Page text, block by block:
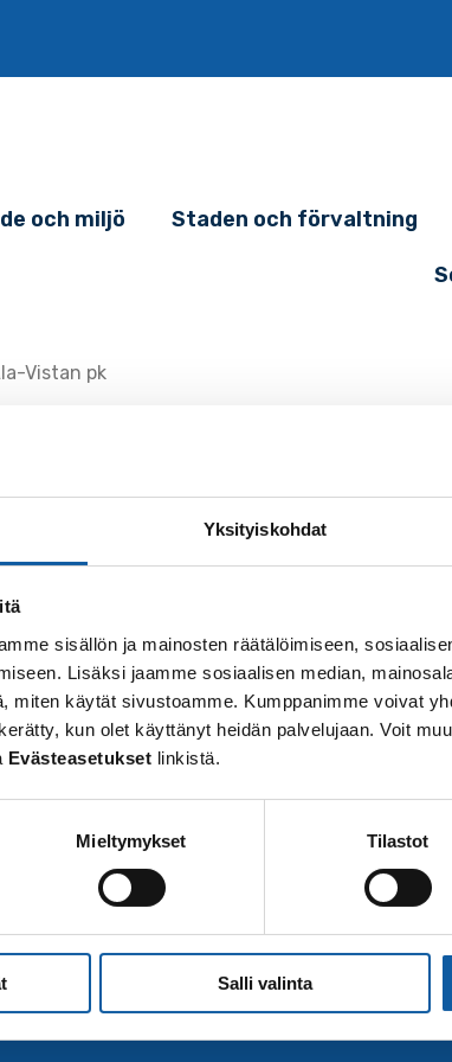
Yksityiskohdat
sisällön ja mainosten räätälöimiseen,
Lisäksi jaamme sosiaalisen median,
miten käytät sivustoamme. Kumppanimme voivat
kun olet käyttänyt heidän palvelujaan. Voit
Evästeasetukset linkistä.
Mieltymykset Tilastot
Salli valinta
och miljö Staden och förvaltning
Vistan pk
Jumppasali